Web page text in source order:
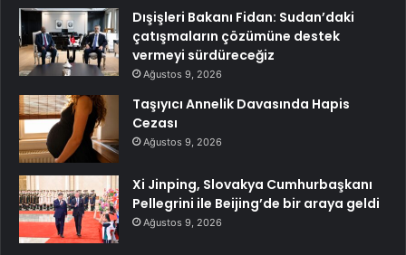
Dışişleri Bakanı Fidan: Sudan’daki
çatışmaların çözümüne destek
vermeyi sürdüreceğiz
Ağustos 9, 2026
Taşıyıcı Annelik Davasında Hapis
Cezası
Ağustos 9, 2026
Xi Jinping, Slovakya Cumhurbaşkanı
Pellegrini ile Beijing’de bir araya geldi
Ağustos 9, 2026